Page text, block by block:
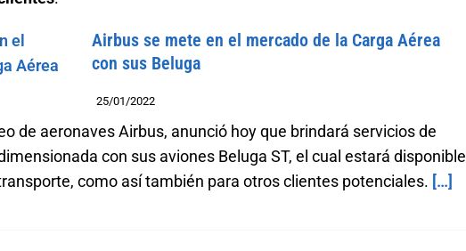
Airbus se mete en el mercado de la Carga Aérea
con sus Beluga
25/01/2022
de aeronaves Airbus, anunció hoy que brindará servicios de
con sus aviones Beluga ST, el cual estará disponible
como así también para otros clientes potenciales. […]